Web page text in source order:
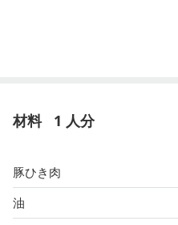
材料 1 人分
豚ひき肉
油